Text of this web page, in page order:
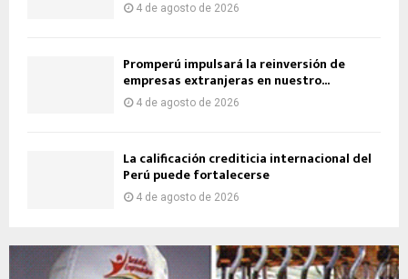
4 de agosto de 2026
Promperú impulsará la reinversión de
empresas extranjeras en nuestro...
4 de agosto de 2026
La calificación crediticia internacional del
Perú puede fortalecerse
4 de agosto de 2026